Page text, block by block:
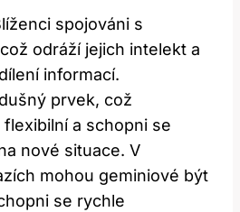
spojováni s
odráží jejich intelekt a
informací.
prvek, což
a schopni se
nové situace. V
mohou geminiové být
se rychle